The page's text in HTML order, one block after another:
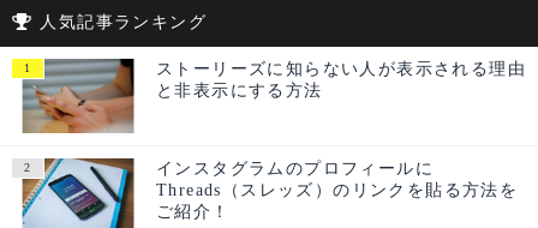
人気記事ランキング
ストーリーズに知らない人が表示される理由
と非表示にする方法
インスタグラムのプロフィールに
Threads（スレッズ）のリンクを貼る方法を
ご紹介！